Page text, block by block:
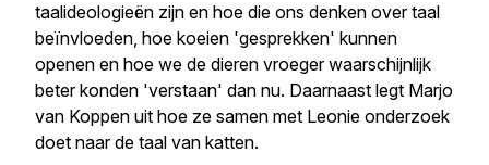
taalideologieën zijn en hoe die ons denken over taal
beïnvloeden, hoe koeien 'gesprekken' kunnen
openen en hoe we de dieren vroeger waarschijnlijk
beter konden 'verstaan' dan nu. Daarnaast legt Marjo
van Koppen uit hoe ze samen met Leonie onderzoek
doet naar de taal van katten.